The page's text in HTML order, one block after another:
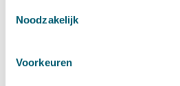
Noodzakelijk
Voorkeuren
150.000 m3 per jaar wordt
moeten beslissen op de aanvraag.
Wat kunt u met